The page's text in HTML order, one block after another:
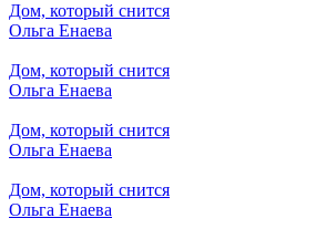
Дом, который снится
Ольга Енаева
Дом, который снится
Ольга Енаева
Дом, который снится
Ольга Енаева
Дом, который снится
Ольга Енаева